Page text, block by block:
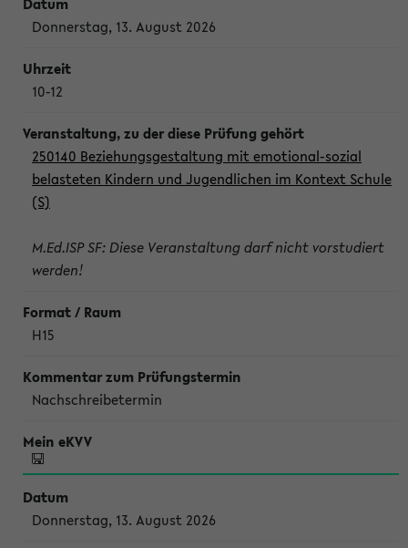
Donnerstag, 13. August 2026
10-12
250140 Beziehungsgestaltung mit emotional-sozial
belasteten Kindern und Jugendlichen im Kontext Schule
(S)
M.Ed.ISP SF: Diese Veranstaltung darf nicht vorstudiert
werden!
H15
Nachschreibetermin
Donnerstag, 13. August 2026